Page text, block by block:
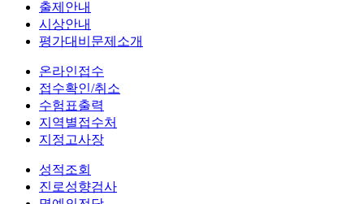
출제안내
시상안내
평가대비문제소개
온라인접수
접수확인/취소
수험표출력
지역별접수처
지정고사장
성적조회
진로성향검사